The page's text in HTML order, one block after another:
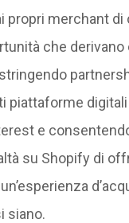
propri merchant di
che derivano
piattaforme digitali
e
su Shopify di
siano.